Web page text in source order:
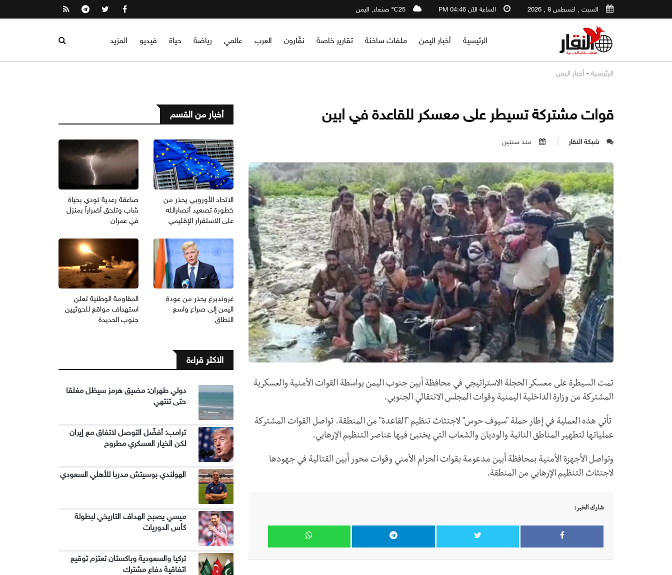
السبت , اغسطس 8 , 2026 الساعة الآن 04:46 PM 25℃ صنعاء, اليمن
الرئيسية أخبار اليمن ملفات ساخنة تقارير خاصة نقّارون العرب عالمي رياضة حياة فيديو المزيد
الرئيسية - أخبار اليمن
قوات مشتركة تسيطر على معسكر للقاعدة في ابين
شبكة النقار منذ سنتين
تمت السيطرة على معسكر الحجلة الاستراتيجي في محافظة أبين جنوب اليمن بواسطة القوات الأمنية والعسكرية
المشتركة من وزارة الداخلية اليمنية وقوات المجلس الانتقالي الجنوبي.
تأتي هذه العملية في إطار حملة "سيوف حوس" لاجتثاث تنظيم "القاعدة" من المنطقة. تواصل القوات المشتركة
عملياتها لتطهير المناطق النائية والوديان والشعاب التي يختبئ فيها عناصر التنظيم الإرهابي.
وتواصل الأجهزة الأمنية بمحافظة أبين مدعومة بقوات الحزام الأمني وقوات محور أبين القتالية في جهودها
لاجتثاث التنظيم الإرهابي من المنطقة.
شارك الخبر:
أخبار من القسم
الاتحاد الأوروبي يحذر من
خطورة تصعيد أنصارالله
على الاستقرار الإقليمي
صاعقة رعدية تودي بحياة
شاب وتلحق أضراراً بمنزل
في عمران
غروندبرغ يحذر من عودة
اليمن إلى صراع واسع
النطاق
المقاومة الوطنية تعلن
استهداف مواقع للحوثيين
جنوب الحديدة
الاكثر قراءة
دولي طهران: مضيق هرمز سيظل مغلقا
حتى تنتهي
ترامب: أفضّل التوصل لاتفاق مع إيران
لكن الخيار العسكري مطروح
الهولندي بوسيتش مدربا للأهلي السعودي
ميسي يصبح الهداف التاريخي لبطولة
كأس الدوريات
تركيا والسعودية وباكستان تعتزم توقيع
اتفاقية دفاع مشترك